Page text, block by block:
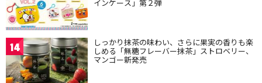
インケース」第２弾
14 しっかり抹茶の味わい、さらに果実の香りも楽
しめる「無糖フレーバー抹茶」ストロベリー、
マンゴー新発売